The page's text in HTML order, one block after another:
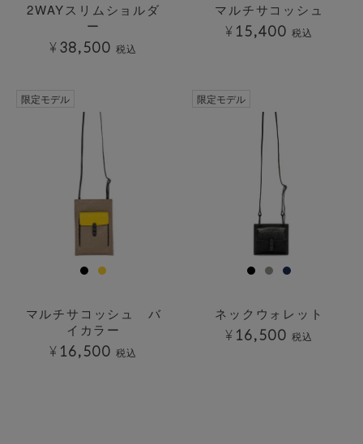
2WAYスリムショルダ
ー
¥38,500 税込
マルチサコッシュ
¥ 15,400 税込
限定モデル
マルチサコッシュ バ
イカラー
¥ 16,500 税込
限定モデル
ネックウォレット
¥ 16,500 税込